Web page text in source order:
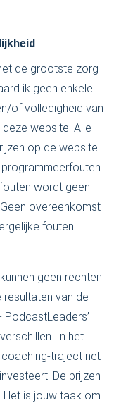
de grootste zorg
ik geen enkele
of volledigheid van
website. Alle
op de website
wordt geen
overeenkomst
fouten.
geen rechten
van de
PodcastLeaders’
In het
coaching-traject net
De prijzen
Het is jouw taak om